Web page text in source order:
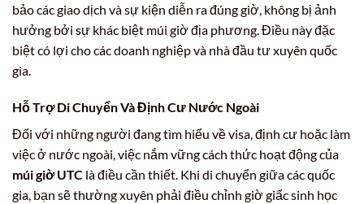
bảo các giao dịch và sự kiện diễn ra đúng giờ, không bị ảnh
hưởng bởi sự khác biệt múi giờ địa phương. Điều này đặc
biệt có lợi cho các doanh nghiệp và nhà đầu tư xuyên quốc
gia.
Hỗ Trợ Di Chuyển Và Định Cư Nước Ngoài
Đối với những người đang tìm hiểu về visa, định cư hoặc làm
việc ở nước ngoài, việc nắm vững cách thức hoạt động của
múi giờ UTC là điều cần thiết. Khi di chuyển giữa các quốc
gia, bạn sẽ thường xuyên phải điều chỉnh giờ giấc sinh học